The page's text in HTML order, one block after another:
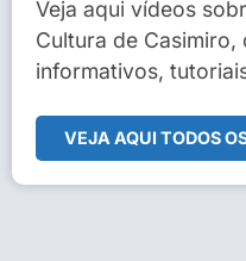
Veja aqui vídeos
Cultura de
informativos,
VEJA AQUI TODOS
Sidney
Veja